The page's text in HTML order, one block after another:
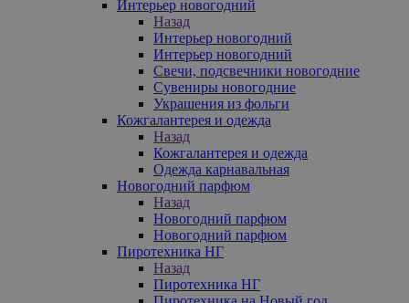
Интерьер новогодний
Назад
Интерьер новогодний
Интерьер новогодний
Свечи, подсвечники новогодние
Сувениры новогодние
Украшения из фольги
Кожгалантерея и одежда
Назад
Кожгалантерея и одежда
Одежда карнавальная
Новогодний парфюм
Назад
Новогодний парфюм
Новогодний парфюм
Пиротехника НГ
Назад
Пиротехника НГ